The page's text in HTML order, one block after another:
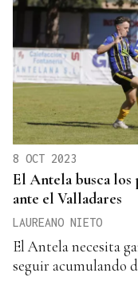
8 OCT 2023
El Antela busca
ante el Valladares
LAUREANO NIETO
El Antela necesita
seguir acumulando